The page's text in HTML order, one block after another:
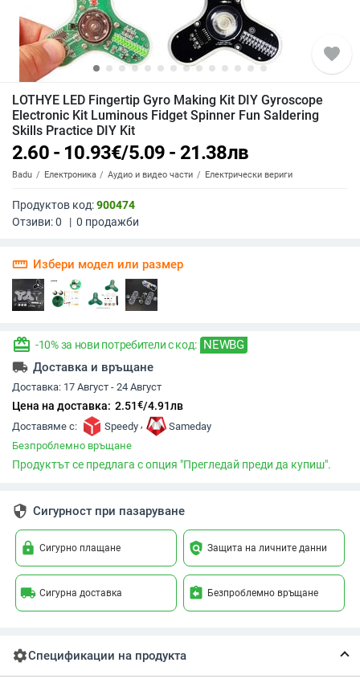
favorite
LOTHYE LED Fingertip Gyro Making Kit DIY Gyroscope
Electronic Kit Luminous Fidget Spinner Fun Saldering
Skills Practice DIY Kit
2.60 - 10.93€/5.09 - 21.38лв
Badu Електроника Аудио и видео части Електрически вериги
Продуктов код:900474
Отзиви:0 | 0 продажби
straighten Избери модел или размер
redeem -10% за нови потребители с код: NEWBG
local_shipping Доставка и връщане
Доставка: 17 Август - 24 Август
Цена на доставка: 2.51€/4.91лв
Доставяме с: Speedy ,
Sameday
Безпроблемно връщане
Продуктът се предлага с опция "Прегледай преди да купиш".
security Сигурност при пазаруване
lock Сигурно плащане policy Защита на личните данни
local_shipping Сигурна доставка assignment_return Безпроблемно връщане
settingsСпецификации на продукта